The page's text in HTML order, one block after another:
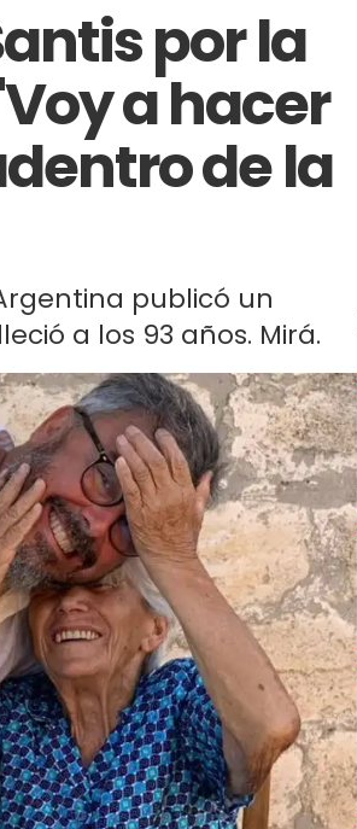
por la
a hacer
de la
publicó un
a los 93 años. Mirá.